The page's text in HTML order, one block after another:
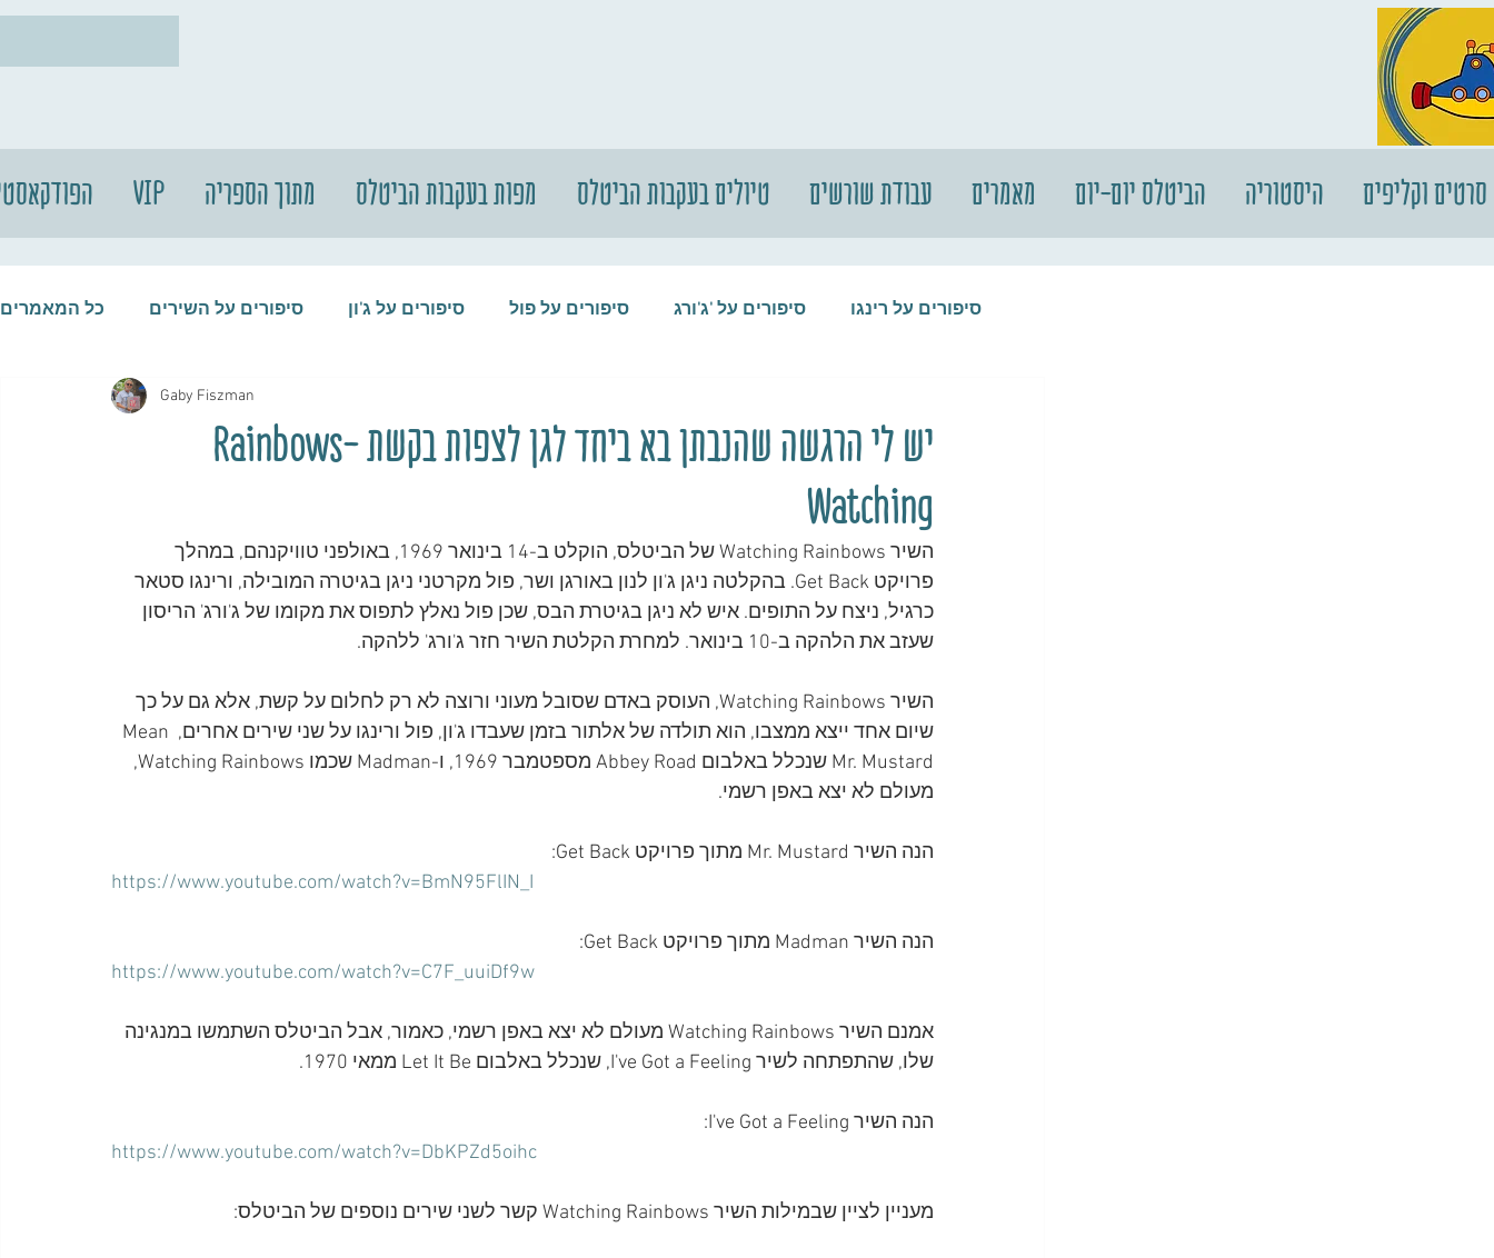
VIP מתוך הספריה מפות בעקבות הביטלס טיולים בעקבות הביטלס עבודת שורשים מאמרים הביטלס יום-יום היסטוריה סרטים וקליפים
כל המאמרים סיפורים על השירים סיפורים על ג'ון סיפורים על פול סיפורים על 'ג'ורג סיפורים על רינגו
סיפורים על הביטלס סיפורים על התקליטים
יש לי הרגשה שהנבתן בא ביחד לגן לצפות בקשת -Rainbows
Watching
Gaby Fiszman
השיר Watching Rainbows של הביטלס, הוקלט ב-14 בינואר 1969, באולפני טוויקנהם, במהלך
פרויקט Get Back. בהקלטה ניגן ג'ון לנון באורגן ושר, פול מקרטני ניגן בגיטרה המובילה, ורינגו סטאר
כרגיל, ניצח על התופים. איש לא ניגן בגיטרת הבס, שכן פול נאלץ לתפוס את מקומו של ג'ורג' הריסון
שעזב את הלהקה ב-10 בינואר. למחרת הקלטת השיר חזר ג'ורג' ללהקה.
השיר Watching Rainbows, העוסק באדם שסובל מעוני ורוצה לא רק לחלום על קשת, אלא גם על כך
שיום אחד ייצא ממצבו, הוא תולדה של אלתור בזמן שעבדו ג'ון, פול ורינגו על שני שירים אחרים, Mean
Mr. Mustard שנכלל באלבום Abbey Road מספטמבר 1969, ו-Madman שכמו Watching Rainbows,
מעולם לא יצא באפן רשמי.
הנה השיר Mr. Mustard מתוך פרויקט Get Back:
https://www.youtube.com/watch?v=BmN95FlIN_I
הנה השיר Madman מתוך פרויקט Get Back:
https://www.youtube.com/watch?v=C7F_uuiDf9w
אמנם השיר Watching Rainbows מעולם לא יצא באפן רשמי, כאמור, אבל הביטלס השתמשו במנגינה
שלו, שהתפתחה לשיר I've Got a Feeling, שנכלל באלבום Let It Be ממאי 1970.
הנה השיר I've Got a Feeling:
https://www.youtube.com/watch?v=DbKPZd5oihc
מעניין לציין שבמילות השיר Watching Rainbows קשר לשני שירים נוספים של הביטלס: